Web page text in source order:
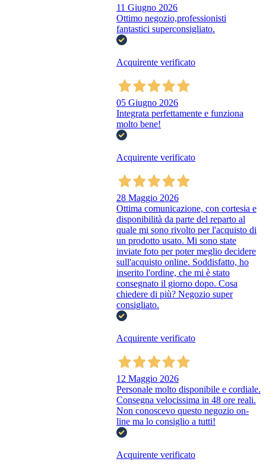
11 Giugno 2026
Ottimo negozio,professionisti
fantastici superconsigliato.
Acquirente verificato
05 Giugno 2026
Integrata perfettamente e funziona
molto bene!
Acquirente verificato
28 Maggio 2026
Ottima comunicazione, con cortesia e
disponibilità da parte del reparto al
quale mi sono rivolto per l'acquisto di
un prodotto usato. Mi sono state
inviate foto per poter meglio decidere
sull'acquisto online. Soddisfatto, ho
inserito l'ordine, che mi è stato
consegnato il giorno dopo. Cosa
chiedere di più? Negozio super
consigliato.
Acquirente verificato
12 Maggio 2026
Personale molto disponibile e cordiale.
Consegna velocissima in 48 ore reali.
Non conoscevo questo negozio on-
line ma lo consiglio a tutti!
Acquirente verificato